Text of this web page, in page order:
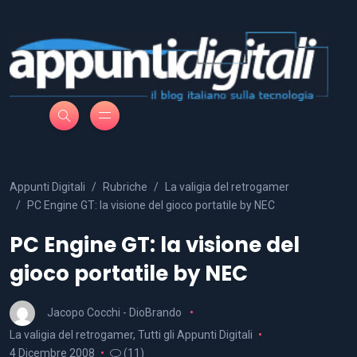
Appunti Digitali Rubriche
La valigia del retrogamer
PC Engine GT: la visione del gioco portatile by NEC
PC Engine GT: la visione del
gioco portatile by NEC
Jacopo Cocchi - DioBrando
La valigia del retrogamer, Tutti gli Appunti Digitali
4 Dicembre 2008
(11)